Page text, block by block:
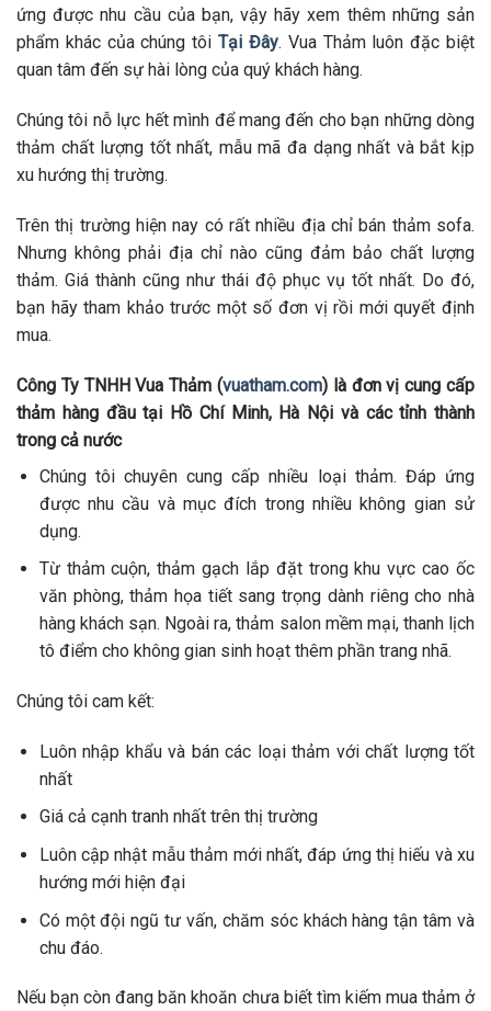
ứng được nhu cầu của bạn, vậy hãy xem thêm những sản
phẩm khác của chúng tôiTại Đây. Vua Thảm luôn đặc biệt
quan tâm đến sự hài lòng của quý khách hàng.
Chúng tôi nỗ lực hết mình để mang đến cho bạn những dòng
thảm chất lượng tốt nhất, mẫu mã đa dạng nhất và bắt kịp
xu hướng thị trường.
Trên thị trường hiện nay có rất nhiều địa chỉ bán thảm sofa.
Nhưng không phải địa chỉ nào cũng đảm bảo chất lượng
thảm. Giá thành cũng như thái độ phục vụ tốt nhất. Do đó,
bạn hãy tham khảo trước một số đơn vị rồi mới quyết định
mua.
Công Ty TNHH Vua Thảm (vuatham.com) là đơn vị cung cấp
thảm hàng đầu tại Hồ Chí Minh, Hà Nội và các tỉnh thành
trong cả nước
Chúng tôi chuyên cung cấp nhiều loại thảm. Đáp ứng
được nhu cầu và mục đích trong nhiều không gian sử
dụng.
Từ thảm cuộn, thảm gạch lắp đặt trong khu vực cao ốc
văn phòng, thảm họa tiết sang trọng dành riêng cho nhà
hàng khách sạn. Ngoài ra, thảm salon mềm mại, thanh lịch
tô điểm cho không gian sinh hoạt thêm phần trang nhã.
Chúng tôi cam kết:
Luôn nhập khẩu và bán các loại thảm với chất lượng tốt
nhất
Giá cả cạnh tranh nhất trên thị trường
Luôn cập nhật mẫu thảm mới nhất, đáp ứng thị hiếu và xu
hướng mới hiện đại
Có một đội ngũ tư vấn, chăm sóc khách hàng tận tâm và
chu đáo.
Nếu bạn còn đang băn khoăn chưa biết tìm kiếm mua thảm ở